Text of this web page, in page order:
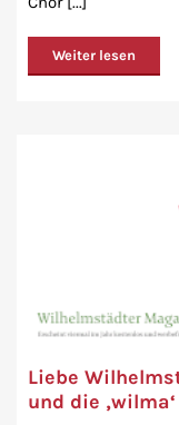
Weiter lesen
Liebe
und die